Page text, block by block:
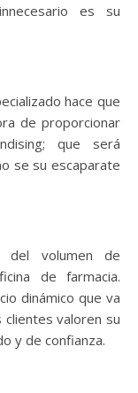
es su
hace que
de proporcionar
que será
se su escaparate
del volumen de
de farmacia.
dinámico que va
clientes valoren su
y de confianza.